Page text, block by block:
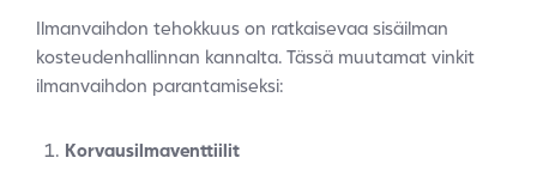
Ilmanvaihdon tehokkuus on ratkaisevaa sisäilman
kosteudenhallinnan kannalta. Tässä muutamat vinkit
ilmanvaihdon parantamiseksi:
Korvausilmaventtiilit